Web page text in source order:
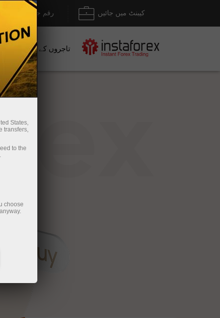
رقم جمع کروانا / کیبنٹ میں جائیں
تاجروں کے لیے
States,
transfers,
to the
choose